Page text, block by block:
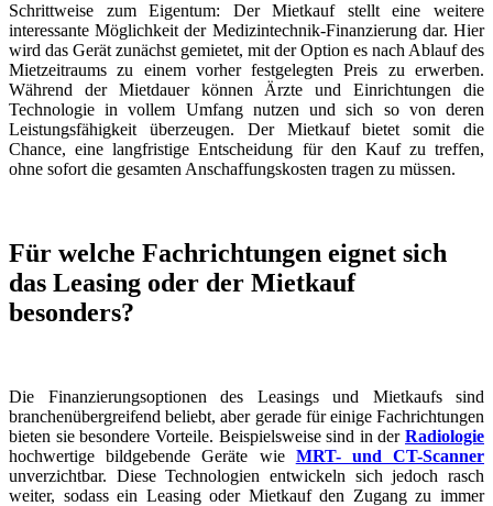
Schrittweise zum Eigentum: Der Mietkauf stellt eine weitere
interessante Möglichkeit der Medizintechnik-Finanzierung dar. Hier
wird das Gerät zunächst gemietet, mit der Option es nach Ablauf des
Mietzeitraums zu einem vorher festgelegten Preis zu erwerben.
Während der Mietdauer können Ärzte und Einrichtungen die
Technologie in vollem Umfang nutzen und sich so von deren
Leistungsfähigkeit überzeugen. Der Mietkauf bietet somit die
Chance, eine langfristige Entscheidung für den Kauf zu treffen,
ohne sofort die gesamten Anschaffungskosten tragen zu müssen.
Für welche Fachrichtungen eignet sich
das Leasing oder der Mietkauf
besonders?
Die Finanzierungsoptionen des Leasings und Mietkaufs sind
branchenübergreifend beliebt, aber gerade für einige Fachrichtungen
bieten sie besondere Vorteile. Beispielsweise sind in der Radiologie
hochwertige bildgebende Geräte wie MRT- und CT-Scanner
unverzichtbar. Diese Technologien entwickeln sich jedoch rasch
weiter, sodass ein Leasing oder Mietkauf den Zugang zu immer